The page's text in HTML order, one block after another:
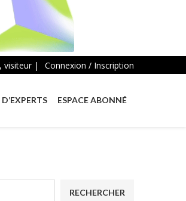
visiteur | Connexion / Inscription
ESPACE ABONNÉ
RECHERCHER